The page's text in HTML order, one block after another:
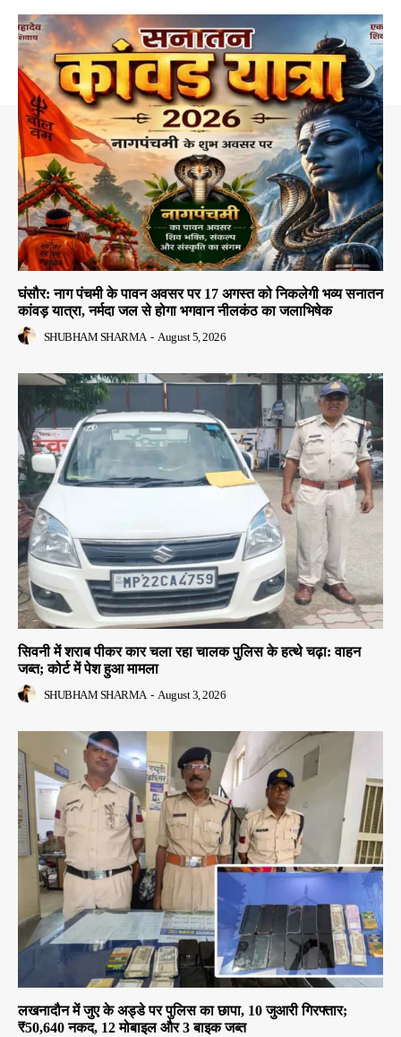
घंसौर: नाग पंचमी के पावन अवसर पर 17 अगस्त को निकलेगी भव्य सनातन
कांवड़ यात्रा, नर्मदा जल से होगा भगवान नीलकंठ का जलाभिषेक
SHUBHAM SHARMA - August 5, 2026
सिवनी में शराब पीकर कार चला रहा चालक पुलिस के हत्थे चढ़ा: वाहन
जब्त; कोर्ट में पेश हुआ मामला
SHUBHAM SHARMA - August 3, 2026
लखनादौन में जुए के अड्डे पर पुलिस का छापा, 10 जुआरी गिरफ्तार;
₹50,640 नकद, 12 मोबाइल और 3 बाइक जब्त